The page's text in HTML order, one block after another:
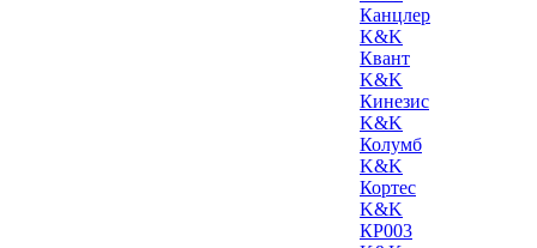
Канцлер
K&K
Квант
K&K
Кинезис
K&K
Колумб
K&K
Кортес
K&K
КР003